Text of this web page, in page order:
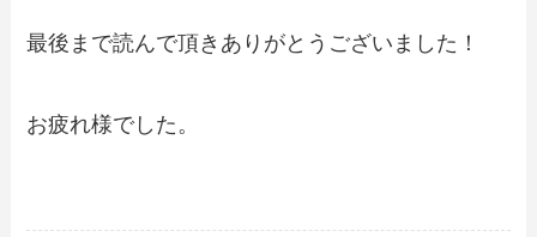
最後まで読んで頂きありがとうございました！
お疲れ様でした。